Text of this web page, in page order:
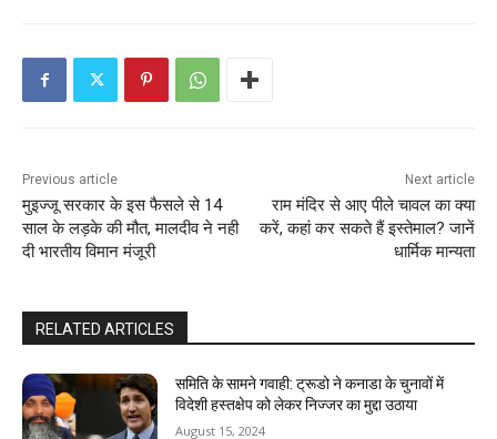
Previous article
मुइज्जू सरकार के इस फैसले से 14
साल के लड़के की मौत, मालदीव ने नही
दी भारतीय विमान मंजूरी
Next article
राम मंदिर से आए पीले चावल का क्या
करें, कहां कर सकते हैं इस्तेमाल? जानें
धार्मिक मान्यता
RELATED ARTICLES
समिति के सामने गवाही: ट्रूडो ने कनाडा के चुनावों में
विदेशी हस्तक्षेप को लेकर निज्जर का मुद्दा उठाया
August 15, 2024